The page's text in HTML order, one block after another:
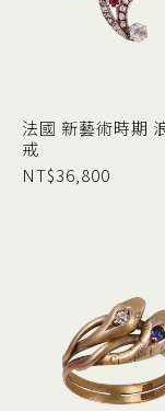
法國 新藝術時期
戒
NT$36,800